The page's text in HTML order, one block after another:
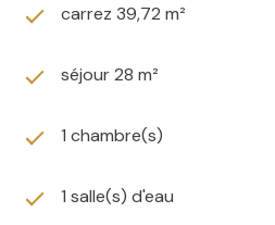
carrez 39,72 m²
séjour 28 m²
1 chambre(s)
1 salle(s) d'eau